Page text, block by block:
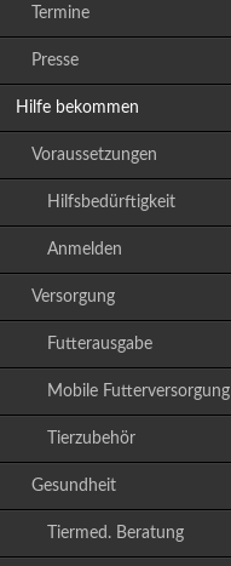
Termine
Presse
Hilfe bekommen
Voraussetzungen
Hilfsbedürftigkeit
Anmelden
Versorgung
Futterausgabe
Mobile Futterversorgung
Tierzubehör
Gesundheit
Tiermed. Beratung